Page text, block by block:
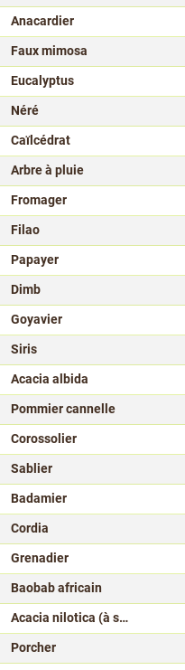
Anacardier
Faux mimosa
Eucalyptus
Néré
Caïlcédrat
Arbre à pluie
Fromager
Filao
Papayer
Dimb
Goyavier
Siris
Acacia albida
Pommier cannelle
Corossolier
Sablier
Badamier
Cordia
Grenadier
Baobab africain
Acacia nilotica (à supprimer)
Porcher